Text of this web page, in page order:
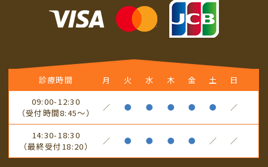
診療時間 月 火 水 木 金 土
日
09:00-12:30
（受付時間8:45～）
／ ● ● ● ● ● ／
14:30-18:30
（最終受付18:20）
／ ● ● ● ● ／ ／